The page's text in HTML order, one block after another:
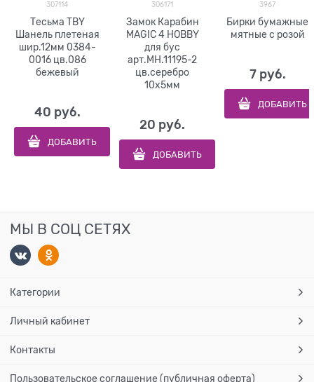
307114
Тесьма TBY
Шанель плетеная
шир.12мм 0384-
0016 цв.086
бежевый
40 руб.
ДОБАВИТЬ
306171
Замок Карабин
MAGIC 4 HOBBY
для бус
арт.MH.11195-2
цв.серебро
10х5мм
20 руб.
ДОБАВИТЬ
3967
Бирки бумажные
мятные с розой
7 руб.
ДОБАВИТЬ
МЫ В СОЦ СЕТЯХ
Категории
Личный кабинет
Контакты
Пользовательское соглашение (публичная оферта)